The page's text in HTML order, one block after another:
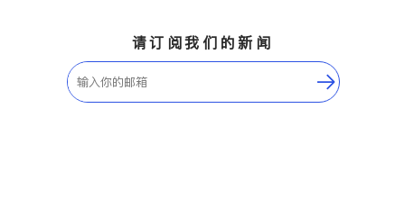
请订阅我们的新闻